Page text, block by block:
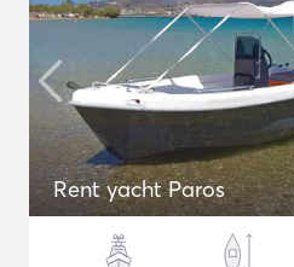
Rent yacht Paros